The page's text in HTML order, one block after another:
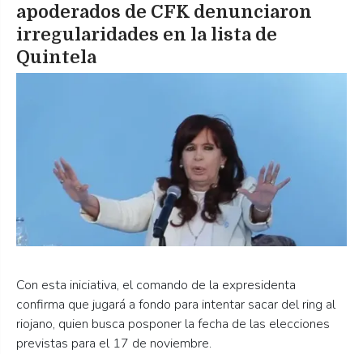
apoderados de CFK denunciaron
irregularidades en la lista de
Quintela
Con esta iniciativa, el comando de la expresidenta
confirma que jugará a fondo para intentar sacar del ring al
riojano, quien busca posponer la fecha de las elecciones
previstas para el 17 de noviembre.